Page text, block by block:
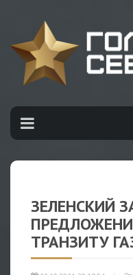
ЗЕЛЕНСКИЙ
ТРАНЗИТУ